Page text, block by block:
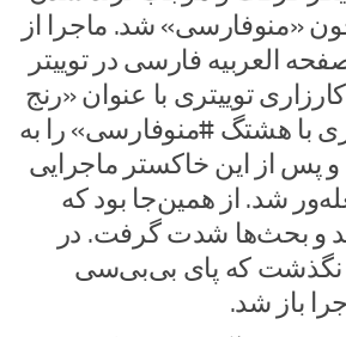
«منوفارسی» شد. ماجرا از
العربیه فارسی در توییتر
توییتری با عنوان «رنج
با هشتگ #منوفارسی» را به
پس از این خاکستر ماجرایی
شد. از همین‌جا بود که
و بحث‌ها شدت گرفت. در
نگذشت که پای بی‌بی‌سی
باز شد.